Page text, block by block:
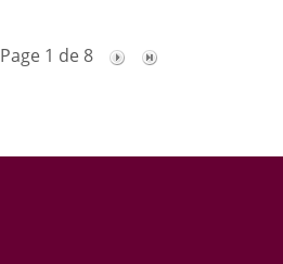
Page 1 de 8